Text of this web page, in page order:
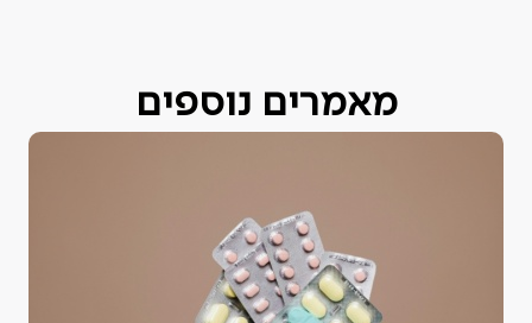
מאמרים נוספים